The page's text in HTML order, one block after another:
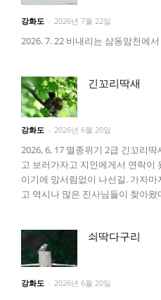
강화도 - 2026년 7월 22일
2026. 7. 22 비내리는 삼동암천에서
긴꼬리딱새
강화도 - 2026년 6월 20일
2026, 6, 17 멸종위기 2급 긴꼬리
고 보러가자고 지인에게서 연락이
이기에 망서림없이 나선길. 가자
고 역시나 많은 진사님들이 찾아왔
쇠딱다구리
강화도 - 2026년 6월 20일